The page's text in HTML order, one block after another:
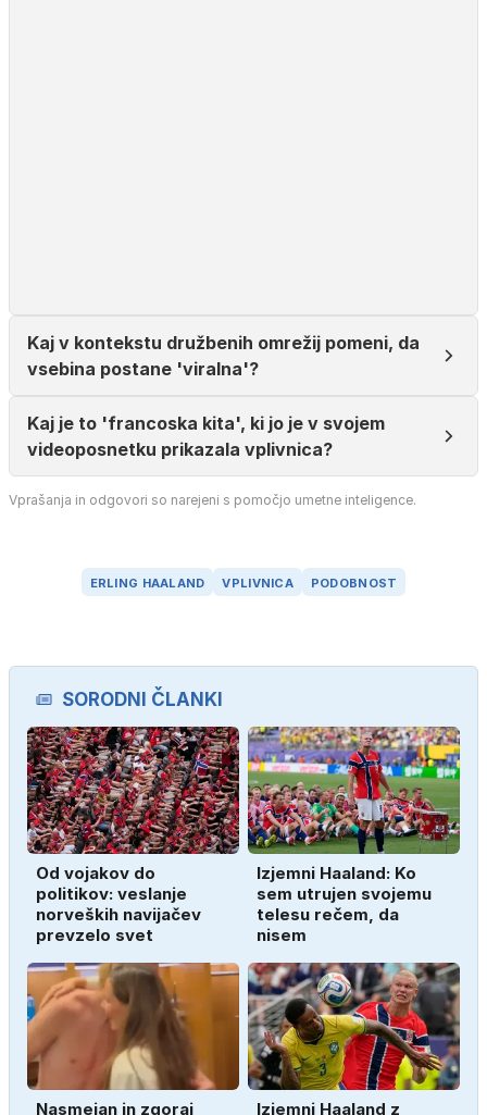
Kaj v kontekstu družbenih omrežij pomeni, da
vsebina postane 'viralna'?
Kaj je to 'francoska kita', ki jo je v svojem
videoposnetku prikazala vplivnica?
Vprašanja in odgovori so narejeni s pomočjo umetne inteligence.
ERLING HAALAND VPLIVNICA PODOBNOST
SORODNI ČLANKI
Od vojakov do
politikov: veslanje
norveških navijačev
prevzelo svet
Izjemni Haaland: Ko
sem utrujen svojemu
telesu rečem, da
nisem
Nasmejan in zgoraj Izjemni Haaland z